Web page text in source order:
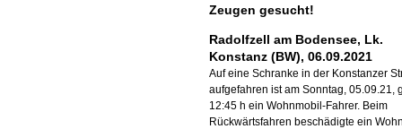
Zeugen gesucht!
Radolfzell am Bodensee, Lk.
Konstanz (BW), 06.09.2021
Auf eine Schranke in der Konstanzer
aufgefahren ist am Sonntag, 05.09.21,
12:45 h ein Wohnmobil-Fahrer. Beim
Rückwärtsfahren beschädigte ein